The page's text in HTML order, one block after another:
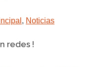
, Noticias
redes !